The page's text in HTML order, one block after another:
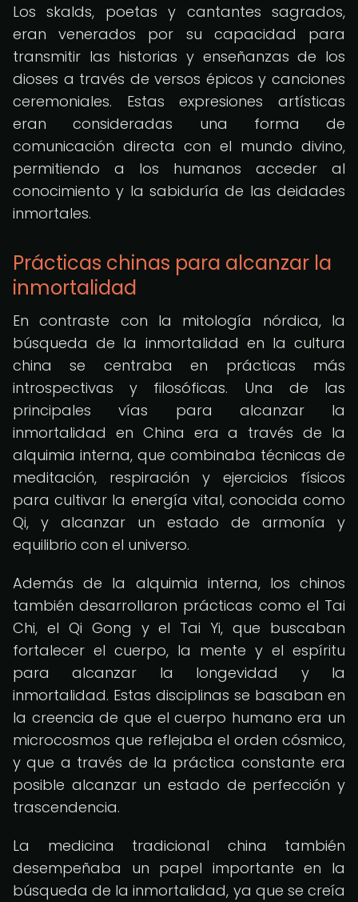
Los skalds, poetas y cantantes sagrados,
eran venerados por su capacidad para
transmitir las historias y enseñanzas de los
dioses a través de versos épicos y canciones
ceremoniales. Estas expresiones artísticas
eran consideradas una forma de
comunicación directa con el mundo divino,
permitiendo a los humanos acceder al
conocimiento y la sabiduría de las deidades
inmortales.
Prácticas chinas para alcanzar la
inmortalidad
En contraste con la mitología nórdica, la
búsqueda de la inmortalidad en la cultura
china se centraba en prácticas más
introspectivas y filosóficas. Una de las
principales vías para alcanzar la
inmortalidad en China era a través de la
alquimia interna, que combinaba técnicas de
meditación, respiración y ejercicios físicos
para cultivar la energía vital, conocida como
Qi, y alcanzar un estado de armonía y
equilibrio con el universo.
Además de la alquimia interna, los chinos
también desarrollaron prácticas como el Tai
Chi, el Qi Gong y el Tai Yi, que buscaban
fortalecer el cuerpo, la mente y el espíritu
para alcanzar la longevidad y la
inmortalidad. Estas disciplinas se basaban en
la creencia de que el cuerpo humano era un
microcosmos que reflejaba el orden cósmico,
y que a través de la práctica constante era
posible alcanzar un estado de perfección y
trascendencia.
La medicina tradicional china también
desempeñaba un papel importante en la
búsqueda de la inmortalidad, ya que se creía